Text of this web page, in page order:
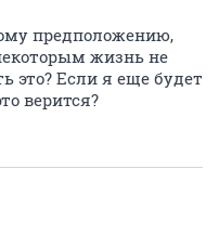
предположению,
жизнь не
это? Если я еще будет
верится?